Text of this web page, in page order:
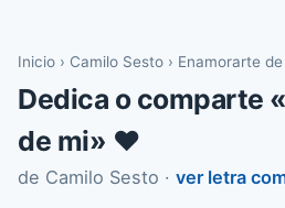
Inicio › Camilo Sesto › Enamorarte
Dedica o comparte
de mi» ❤️
de Camilo Sesto · ver letra